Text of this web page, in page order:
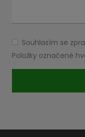
Souhlasím
se
zpracováním
osobních
Souhlasím se
Položky označené
nepodařilo